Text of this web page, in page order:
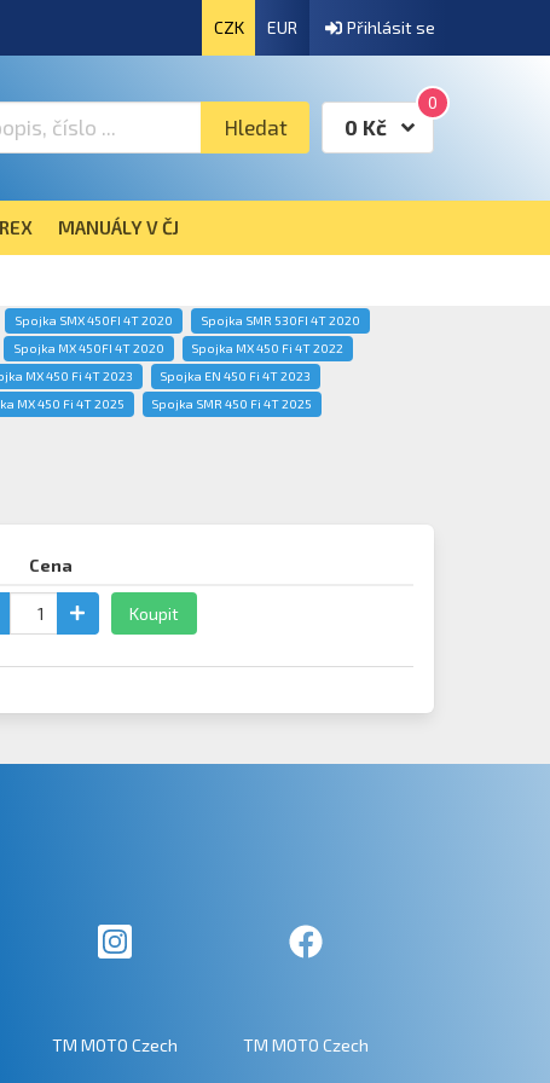
CZK EUR Přihlásit se
Hledat
0
0 Kč
MANUÁLY V ČJ
Spojka SMX 450FI 4T 2020
Spojka SMR 530FI 4T 2020
Spojka MX 450FI 4T 2020
Spojka MX 450 Fi 4T 2022
MX 450 Fi 4T 2023
Spojka EN 450 Fi 4T 2023
MX 450 Fi 4T 2025
Spojka SMR 450 Fi 4T 2025
Cena
Koupit
TM MOTO Czech TM MOTO Czech